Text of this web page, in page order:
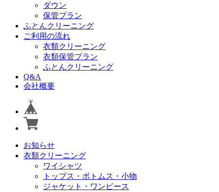
ダウン
保管プラン
ふとんクリーニング
ご利用の流れ
衣類クリーニング
衣類保管プラン
ふとんクリーニング
Q&A
会社概要
お知らせ
衣類クリーニング
ワイシャツ
トップス・ボトムス・小物
ジャケット・ワンピース